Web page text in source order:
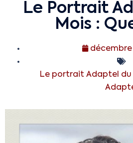
Le Portrait
Mois :
décembre
Le portrait Adaptel du